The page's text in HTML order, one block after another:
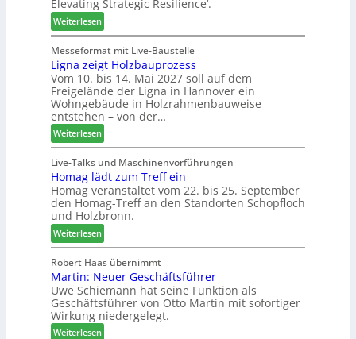
i
m
e
n
t
e
n
f
ü
r
P
l
a
n
t
a
g
o
-
F
r
ä
s
e
r
u
n
d
-
V
e
r
b
i
n
d
e
r
Elevating Strategic Resilience‘.
Weiterlesen:
L
e
i
t
t
h
e
m
a
d
e
r
I
n
t
e
r
z
u
m
2
0
Messeformat mit Live-Baustelle
Ligna zeigt Holzbauprozess
Vom 10. bis 14. Mai 2027 soll auf dem
Freigelände der Ligna in Hannover ein
Wohngebäude in Holzrahmenbauweise
entstehen – von der…
Weiterlesen:
L
i
g
n
a
z
e
i
g
t
H
o
l
z
Live-Talks und Maschinenvorführungen
Homag lädt zum Treff ein
Homag veranstaltet vom 22. bis 25. September
den Homag-Treff an den Standorten Schopfloch
und Holzbronn.
Weiterlesen:
H
o
m
a
g
l
ä
Robert Haas übernimmt
Martin: Neuer Geschäftsführer
Uwe Schiemann hat seine Funktion als
Geschäftsführer von Otto Martin mit sofortiger
Wirkung niedergelegt.
Weiterlesen: